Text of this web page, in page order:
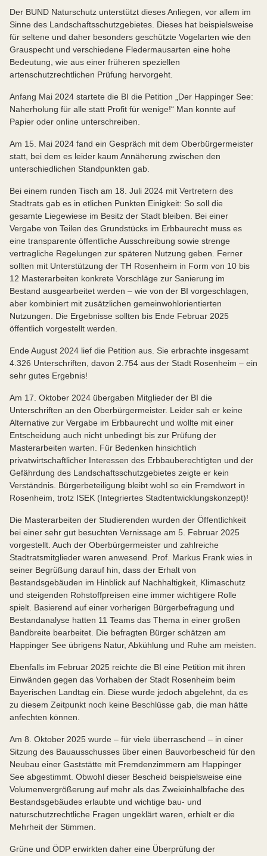
Der BUND Naturschutz unterstützt dieses Anliegen, vor allem im
Sinne des Landschaftsschutzgebietes. Dieses hat beispielsweise
für seltene und daher besonders geschützte Vogelarten wie den
Grauspecht und verschiedene Fledermausarten eine hohe
Bedeutung, wie aus einer früheren speziellen
artenschutzrechtlichen Prüfung hervorgeht.
Anfang Mai 2024 startete die BI die Petition „Der Happinger See:
Naherholung für alle statt Profit für wenige!“ Man konnte auf
Papier oder online unterschreiben.
Am 15. Mai 2024 fand ein Gespräch mit dem Oberbürgermeister
statt, bei dem es leider kaum Annäherung zwischen den
unterschiedlichen Standpunkten gab.
Bei einem runden Tisch am 18. Juli 2024 mit Vertretern des
Stadtrats gab es in etlichen Punkten Einigkeit: So soll die
gesamte Liegewiese im Besitz der Stadt bleiben. Bei einer
Vergabe von Teilen des Grundstücks im Erbbaurecht muss es
eine transparente öffentliche Ausschreibung sowie strenge
vertragliche Regelungen zur späteren Nutzung geben. Ferner
sollten mit Unterstützung der TH Rosenheim in Form von 10 bis
12 Masterarbeiten konkrete Vorschläge zur Sanierung im
Bestand ausgearbeitet werden – wie von der BI vorgeschlagen,
aber kombiniert mit zusätzlichen gemeinwohlorientierten
Nutzungen. Die Ergebnisse sollten bis Ende Februar 2025
öffentlich vorgestellt werden.
Ende August 2024 lief die Petition aus. Sie erbrachte insgesamt
4.326 Unterschriften, davon 2.754 aus der Stadt Rosenheim – ein
sehr gutes Ergebnis!
Am 17. Oktober 2024 übergaben Mitglieder der BI die
Unterschriften an den Oberbürgermeister. Leider sah er keine
Alternative zur Vergabe im Erbbaurecht und wollte mit einer
Entscheidung auch nicht unbedingt bis zur Prüfung der
Masterarbeiten warten. Für Bedenken hinsichtlich
privatwirtschaftlicher Interessen des Erbbauberechtigten und der
Gefährdung des Landschaftsschutzgebietes zeigte er kein
Verständnis. Bürgerbeteiligung bleibt wohl so ein Fremdwort in
Rosenheim, trotz ISEK (Integriertes Stadtentwicklungskonzept)!
Die Masterarbeiten der Studierenden wurden der Öffentlichkeit
bei einer sehr gut besuchten Vernissage am 5. Februar 2025
vorgestellt. Auch der Oberbürgermeister und zahlreiche
Stadtratsmitglieder waren anwesend. Prof. Markus Frank wies in
seiner Begrüßung darauf hin, dass der Erhalt von
Bestandsgebäuden im Hinblick auf Nachhaltigkeit, Klimaschutz
und steigenden Rohstoffpreisen eine immer wichtigere Rolle
spielt. Basierend auf einer vorherigen Bürgerbefragung und
Bestandanalyse hatten 11 Teams das Thema in einer großen
Bandbreite bearbeitet. Die befragten Bürger schätzen am
Happinger See übrigens Natur, Abkühlung und Ruhe am meisten.
Ebenfalls im Februar 2025 reichte die BI eine Petition mit ihren
Einwänden gegen das Vorhaben der Stadt Rosenheim beim
Bayerischen Landtag ein. Diese wurde jedoch abgelehnt, da es
zu diesem Zeitpunkt noch keine Beschlüsse gab, die man hätte
anfechten können.
Am 8. Oktober 2025 wurde – für viele überraschend – in einer
Sitzung des Bauausschusses über einen Bauvorbescheid für den
Neubau einer Gaststätte mit Fremdenzimmern am Happinger
See abgestimmt. Obwohl dieser Bescheid beispielsweise eine
Volumenvergrößerung auf mehr als das Zweieinhalbfache des
Bestandsgebäudes erlaubte und wichtige bau- und
naturschutzrechtliche Fragen ungeklärt waren, erhielt er die
Mehrheit der Stimmen.
Grüne und ÖDP erwirkten daher eine Überprüfung der